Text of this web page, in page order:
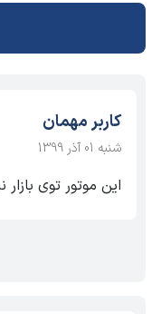
کاربر مهمان
شنبه 01 آذر 1399
این موتور توی